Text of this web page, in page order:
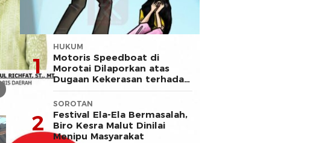
1
HUKUM
Motoris Speedboat di
Morotai Dilaporkan atas
Dugaan Kekerasan terhadap
Anak
2
SOROTAN
Festival Ela-Ela Bermasalah,
Biro Kesra Malut Dinilai
Menipu Masyarakat